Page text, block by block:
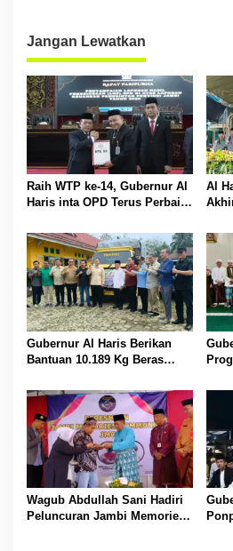
Jangan Lewatkan
Raih WTP ke-14, Gubernur Al
Haris inta OPD Terus Perbaiki
Al
Gubernur Al Haris Berikan
Bantuan 10.189 Kg Beras
Sarolangun
Wagub Abdullah Sani Hadiri
Peluncuran Jambi Memories